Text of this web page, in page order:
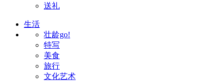
送礼
生活
壮龄go!
特写
美食
旅行
文化艺术